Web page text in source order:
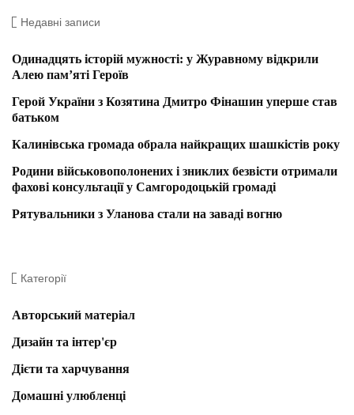
Недавні записи
Одинадцять історій мужності: у Журавному відкрили
Алею пам’яті Героїв
Герой України з Козятина Дмитро Фінашин уперше став
батьком
Калинівська громада обрала найкращих шашкістів року
Родини військовополонених і зниклих безвісти отримали
фахові консультації у Самгородоцькій громаді
Рятувальники з Уланова стали на заваді вогню
Категорії
Авторський матеріал
Дизайн та інтер'єр
Дієти та харчування
Домашні улюбленці